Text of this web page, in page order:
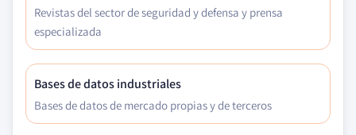
Revistas del sector de seguridad y defensa y prensa
especializada
Bases de datos industriales
Bases de datos de mercado propias y de terceros